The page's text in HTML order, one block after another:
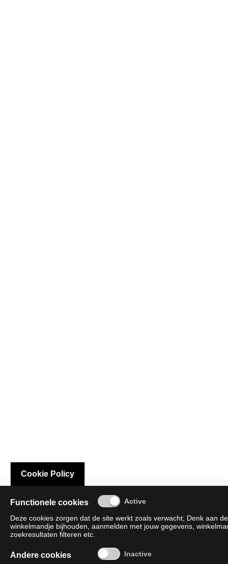
Cookie Policy
Functionele cookies
Deze cookies zorgen dat de site werkt zoals verwacht; Denk aan
winkelmandje bijhouden, aanmelden met jouw gegevens,
zoekresultaten filteren etc.
Andere cookies